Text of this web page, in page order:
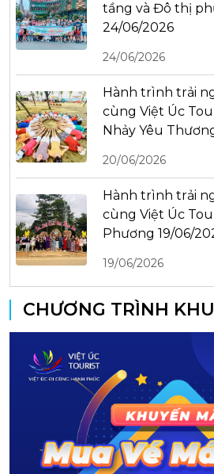
tầng và Đô thị
24/06/2026
24/06/2026
Hành trình trải
cùng Việt Úc
Nhảy Yêu
20/06/2026
Hành trình trải
cùng Việt Úc
Phương 19/06/
19/06/2026
CHƯƠNG TRÌNH